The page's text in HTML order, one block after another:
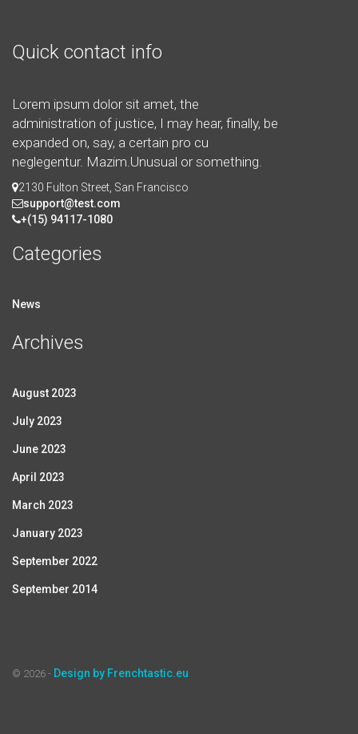
Quick contact info
Lorem ipsum dolor sit amet, the
administration of justice, I may hear, finally, be
expanded on, say, a certain pro cu
neglegentur. Mazim.Unusual or something.
2130 Fulton Street, San Francisco
support@test.com
+(15) 94117-1080
Categories
News
Archives
August 2023
July 2023
June 2023
April 2023
March 2023
January 2023
September 2022
September 2014
© 2026 - Design by Frenchtastic.eu